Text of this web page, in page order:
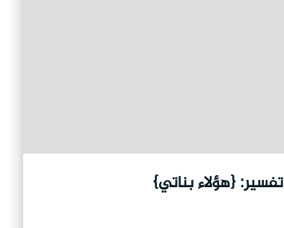
تفسير: {هؤلاء بناتي}